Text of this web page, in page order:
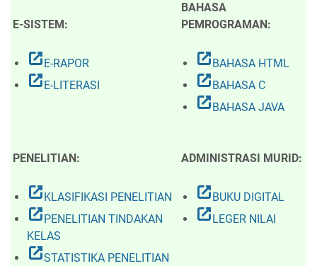
E-SISTEM:
BAHASA
PEMROGRAMAN:
open_in_new E-RAPOR
open_in_new E-LITERASI
open_in_new BAHASA HTML
open_in_new BAHASA C
open_in_new BAHASA JAVA
PENELITIAN: ADMINISTRASI MURID:
open_in_new KLASIFIKASI PENELITIAN
open_in_new PENELITIAN TINDAKAN
KELAS
open_in_newSTATISTIKA PENELITIAN
open_in_new BUKU DIGITAL
open_in_new LEGER NILAI